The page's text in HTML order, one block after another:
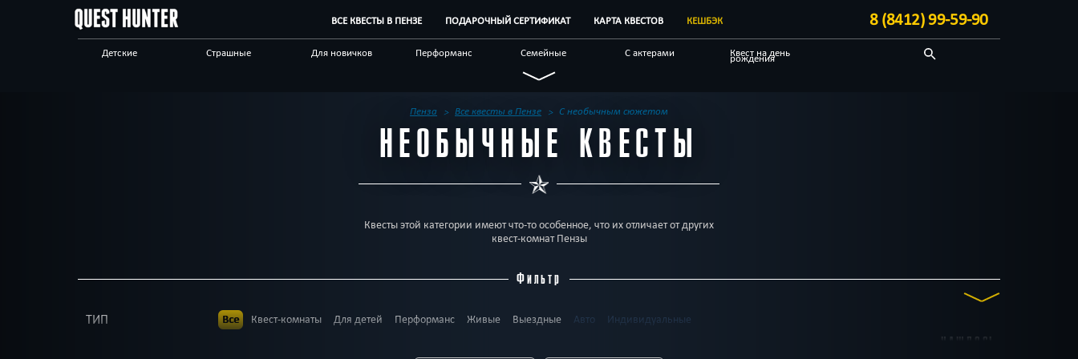
ВСЕ КВЕСТЫ В ПЕНЗЕ ПОДАРОЧНЫЙ СЕРТИФИКАТ КАРТА КВЕСТОВ КЕШБЭК 8 (8412) 99-59-90
Детские Страшные Для новичков Перформанс Семейные С актерами Квест на день
рождения
Детективные
Квест-комнаты Корпоративным
клиентам
Пенза Все квесты в Пензе С необычным сюжетом
НЕОБЫЧНЫЕ КВЕСТЫ
Квесты этой категории имеют что-то особенное, что их отличает от других
квест-комнат Пензы
Фильтр
НАШЛОСЬ
ТИП Все Квест-комнаты Для детей Перформанс Живые Выездные Авто Индивидуальные